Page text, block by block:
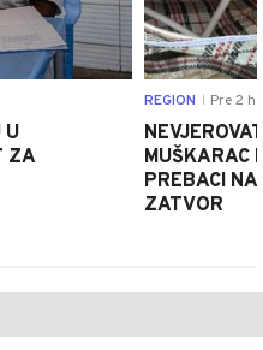
U
ZA
REGION Pre 2 h
MUŠKARAC
PREBACI
ZATVOR